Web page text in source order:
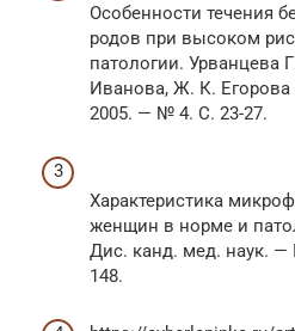
Особенности течения
родов при высоком
патологии. Урванцева
Иванова, Ж. К.
2005. — № 4. С. 23-27.
Характеристика
женщин в норме и
Дис. канд. мед. наук. —
148.